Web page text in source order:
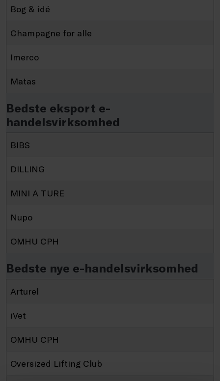
Bog & idé
Champagne for alle
Imerco
Matas
Bedste eksport e-
handelsvirksomhed
BIBS
DILLING
MINI A TURE
Nupo
OMHU CPH
Bedste nye e-handelsvirksomhed
Arturel
iVet
OMHU CPH
Oversized Lifting Club